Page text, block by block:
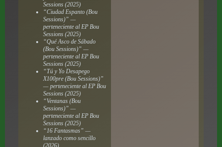
Sessions(2025)
“Ciudad Espanto (Bou
Sessions)” —
perteneciente al EP Bou
Sessions(2025)
“Qué Asco de Sábado
(Bou Sessions)” —
perteneciente al EP Bou
Sessions(2025)
“Tú y Yo Desapego
X100pre (Bou Sessions)”
— perteneciente al EP Bou
Sessions(2025)
“Ventanas (Bou
Sessions)” —
perteneciente al EP Bou
Sessions(2025)
“16 Fantasmas” —
lanzado como sencillo
(2026)